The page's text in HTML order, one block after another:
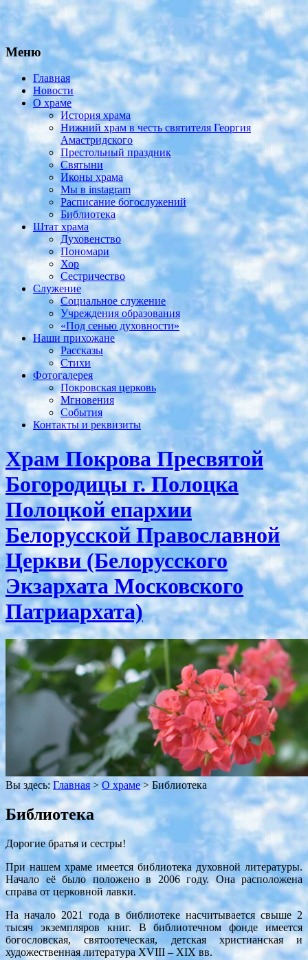
Меню
Главная
Новости
О храме
История храма
Нижний храм в честь святителя Георгия
Амастридского
Престольный праздник
Святыни
Иконы храма
Мы в instagram
Расписание богослужений
Библиотека
Штат храма
Духовенство
Пономари
Хор
Сестричество
Служение
Социальное служение
Учреждения образования
«Под сенью духовности»
Наши прихожане
Рассказы
Стихи
Фотогалерея
Покровская церковь
Мгновения
События
Контакты и реквизиты
Храм Покрова Пресвятой
Богородицы г. Полоцка
Полоцкой епархии
Белорусской Православной
Церкви (Белорусского
Экзархата Московского
Патриархата)
Вы здесь: Главная > О храме > Библиотека
Библиотека
Дорогие братья и сестры!
При нашем храме имеется библиотека духовной литературы.
Начало её было положено в 2006 году. Она расположена
справа от церковной лавки.
На начало 2021 года в библиотеке насчитывается свыше 2
тысяч экземпляров книг. В библиотечном фонде имеется
богословская, святоотеческая, детская христианская и
художественная литература XVIII – XIX вв.